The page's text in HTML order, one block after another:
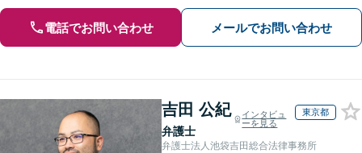
電話でお問い合わせ メールでお問い合わせ
吉田 公紀
弁護士
インタビュ
ーを見る
東京都
弁護士法人池袋吉田総合法律事務所